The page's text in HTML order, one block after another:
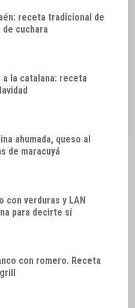
receta tradicional de
cuchara
a la catalana: receta
ahumada, queso al
de maracuyá
con verduras y LAN
para decirte sí
con romero. Receta